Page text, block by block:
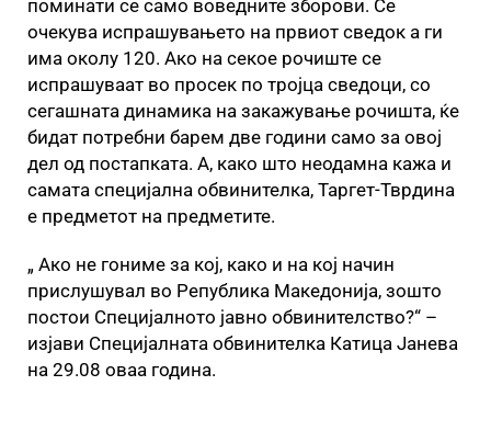
поминати се само воведните зборови. Се
очекува испрашувањето на првиот сведок а ги
има околу 120. Ако на секое рочиште се
испрашуваат во просек по тројца сведоци, со
сегашната динамика на закажување рочишта, ќе
бидат потребни барем две години само за овој
дел од постапката. А, како што неодамна кажа и
самата специјална обвинителка, Таргет-Тврдина
е предметот на предметите.
„ Ако не гониме за кој, како и на кој начин
прислушувал во Република Македонија, зошто
постои Специјалното јавно обвинителство?“ –
изјави Специјалната обвинителка Катица Јанева
на 29.08 оваа година.